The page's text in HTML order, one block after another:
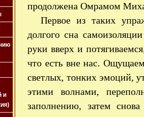
и
продолжена Омрамом
Первое из таких
долгого сна
руки вверх и
что есть вне нас.
светлых, тонких эмоций,
этими волнами,
заполнению, затем